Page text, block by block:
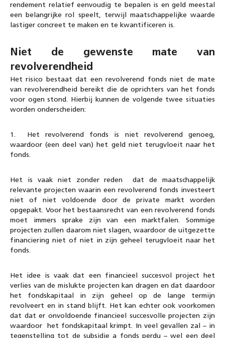
rendement relatief eenvoudig te bepalen is en geld meestal
een belangrijke rol speelt, terwijl maatschappelijke waarde
lastiger concreet te maken en te kwantificeren is.
Niet de gewenste mate van
revolverendheid
Het risico bestaat dat een revolverend fonds niet de mate
van revolverendheid bereikt die de oprichters van het fonds
voor ogen stond. Hierbij kunnen de volgende twee situaties
worden onderscheiden:
1. Het revolverend fonds is niet revolverend genoeg,
waardoor (een deel van) het geld niet terugvloeit naar het
fonds.
Het is vaak niet zonder reden dat de maatschappelijk
relevante projecten waarin een revolverend fonds investeert
niet of niet voldoende door de private markt worden
opgepakt. Voor het bestaansrecht van een revolverend fonds
moet immers sprake zijn van een marktfalen. Sommige
projecten zullen daarom niet slagen, waardoor de uitgezette
financiering niet of niet in zijn geheel terugvloeit naar het
fonds.
Het idee is vaak dat een financieel succesvol project het
verlies van de mislukte projecten kan dragen en dat daardoor
het fondskapitaal in zijn geheel op de lange termijn
revolveert en in stand blijft. Het kan echter ook voorkomen
dat dat er onvoldoende financieel succesvolle projecten zijn
waardoor het fondskapitaal krimpt. In veel gevallen zal – in
tegenstelling tot de subsidie a fonds perdu – wel een deel